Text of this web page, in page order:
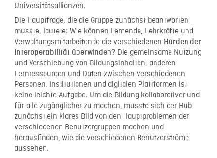
Universitätsallianzen.
Die Hauptfrage, die die Gruppe zunächst beantworten
musste, lautete: Wie können Lernende, Lehrkräfte und
Verwaltungsmitarbeitende die verschiedenen Hürden der
Interoperabilität überwinden? Die gemeinsame Nutzung
und Verschiebung von Bildungsinhalten, anderen
Lernressourcen und Daten zwischen verschiedenen
Personen, Institutionen und digitalen Plattformen ist
keine leichte Aufgabe. Um die Bildung kollaborativer und
für alle zugänglicher zu machen, musste sich der Hub
zunächst ein klares Bild von den Hauptproblemen der
verschiedenen Benutzergruppen machen und
herausfinden, wie die verschiedenen Benutzerströme
aussehen.